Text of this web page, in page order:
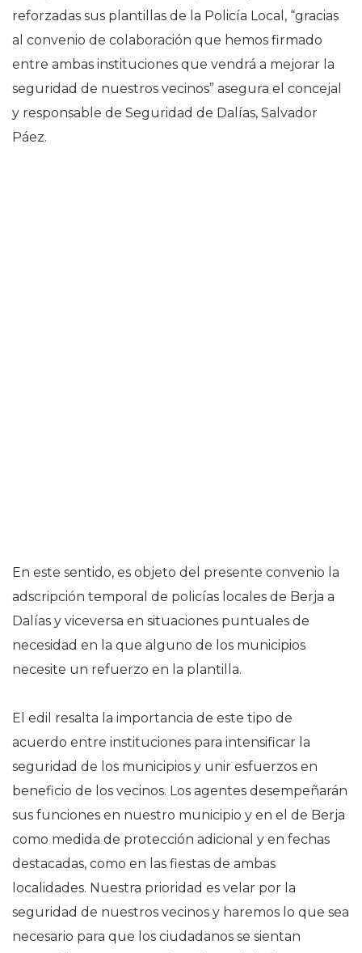
reforzadas sus plantillas de la Policía Local, “gracias
al convenio de colaboración que hemos firmado
entre ambas instituciones que vendrá a mejorar la
seguridad de nuestros vecinos” asegura el concejal
y responsable de Seguridad de Dalías, Salvador
Páez.
En este sentido, es objeto del presente convenio la
adscripción temporal de policías locales de Berja a
Dalías y viceversa en situaciones puntuales de
necesidad en la que alguno de los municipios
necesite un refuerzo en la plantilla.
El edil resalta la importancia de este tipo de
acuerdo entre instituciones para intensificar la
seguridad de los municipios y unir esfuerzos en
beneficio de los vecinos. Los agentes desempeñarán
sus funciones en nuestro municipio y en el de Berja
como medida de protección adicional y en fechas
destacadas, como en las fiestas de ambas
localidades. Nuestra prioridad es velar por la
seguridad de nuestros vecinos y haremos lo que sea
necesario para que los ciudadanos se sientan